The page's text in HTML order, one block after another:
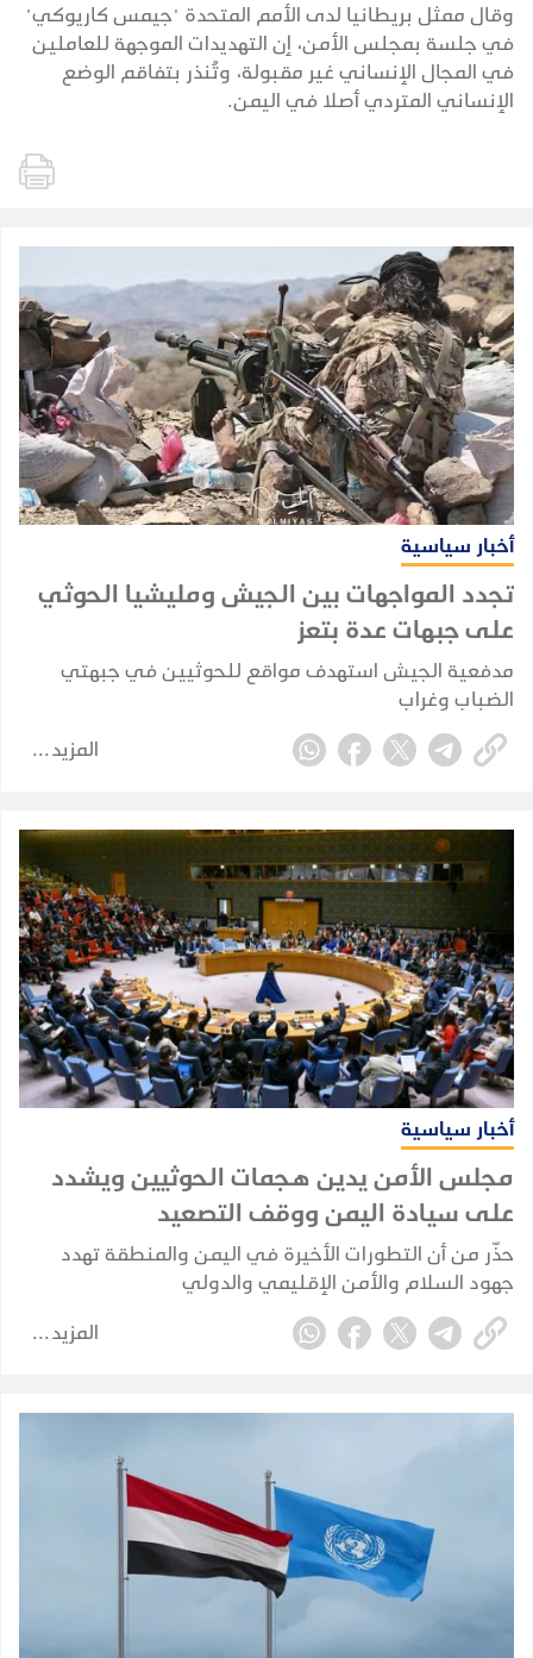
وقال ممثل بريطانيا لدى الأمم المتحدة "جيمس كاريوكي"
في جلسة بمجلس الأمن، إن التهديدات الموجهة للعاملين
في المجال الإنساني غير مقبولة، وتُنذر بتفاقم الوضع
الإنساني المتردي أصلا في اليمن.
أخبار سياسية
تجدد المواجهات بين الجيش ومليشيا الحوثي
على جبهات عدة بتعز
مدفعية الجيش استهدف مواقع للحوثيين في جبهتي
الضباب وغراب
المزيد
أخبار سياسية
مجلس الأمن يدين هجمات الحوثيين ويشدد
على سيادة اليمن ووقف التصعيد
حذّر من أن التطورات الأخيرة في اليمن والمنطقة تهدد
جهود السلام والأمن الإقليمي والدولي
المزيد